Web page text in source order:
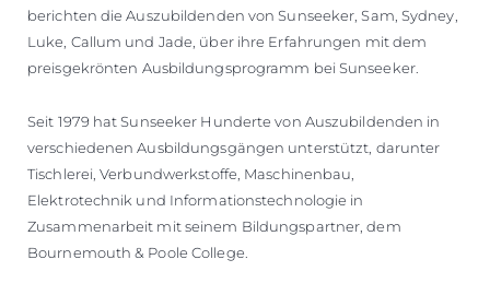
berichten die Auszubildenden von Sunseeker, Sam, Sydney,
Luke, Callum und Jade, über ihre Erfahrungen mit dem
preisgekrönten Ausbildungsprogramm bei Sunseeker.
Seit 1979 hat Sunseeker Hunderte von Auszubildenden in
verschiedenen Ausbildungsgängen unterstützt, darunter
Tischlerei, Verbundwerkstoffe, Maschinenbau,
Elektrotechnik und Informationstechnologie in
Zusammenarbeit mit seinem Bildungspartner, dem
Bournemouth & Poole College.